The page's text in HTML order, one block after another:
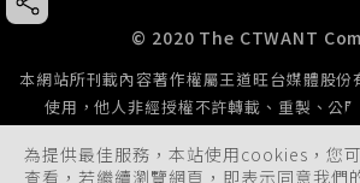
為提供最佳服務，本站使用cookies，您
查看，若繼續瀏覽網頁，即表示同意我們
© 2020 The CTWANT
本網站所刊載內容著作權屬王道旺台媒體股
使用，他人非經授權不許轉載、重製、公